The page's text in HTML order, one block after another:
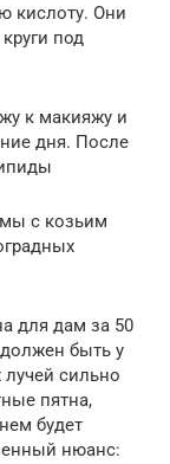
кислоту. Они
под
к макияжу и
дня. После
с козьим
для дам за 50
быть у
сильно
пятна,
будет
нюанс: